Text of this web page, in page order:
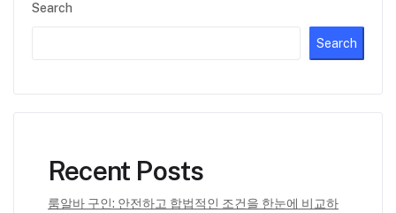
Search
Search
Recent Posts
룸알바 구인: 안전하고 합법적인 조건을 한눈에 비교하